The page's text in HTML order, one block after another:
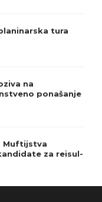
tura
na
ponašanje
Muftijstva
za reisul-